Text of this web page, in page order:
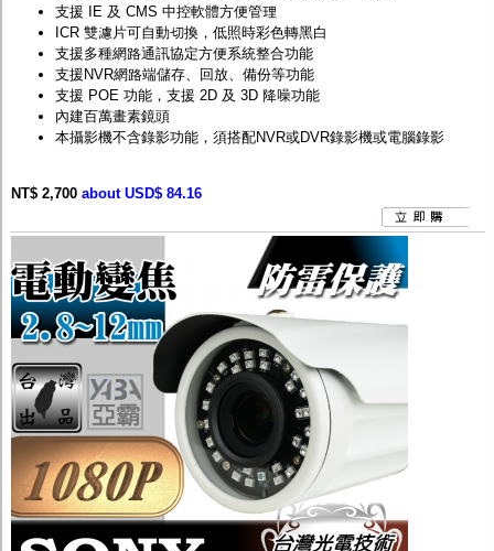
支援 IE 及 CMS 中控軟體方便管理
ICR 雙濾片可自動切換，低照時彩色轉黑白
支援多種網路通訊協定方便系統整合功能
支援NVR網路端儲存、回放、備份等功能
支援 POE 功能，支援 2D 及 3D 降噪功能
內建百萬畫素鏡頭
本攝影機不含錄影功能，須搭配NVR或DVR錄影機或電腦錄影
NT$ 2,700 about USD$ 84.16